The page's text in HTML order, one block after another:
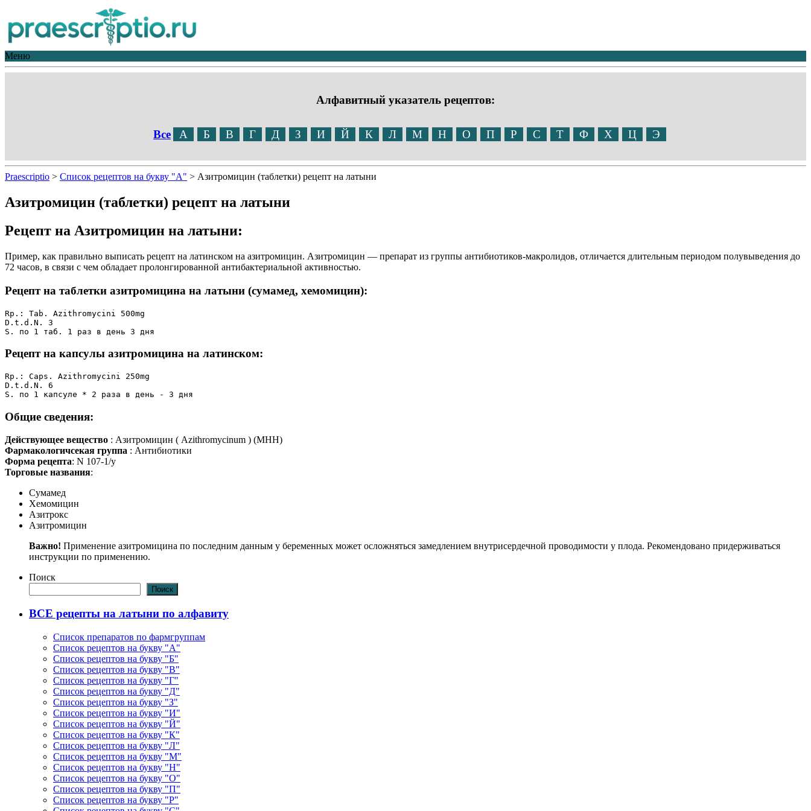
Меню
Алфавитный указатель рецептов:
Все А Б В Г Д З И Й К Л М Н О П Р С Т Ф Х Ц Э
Praescriptio > Список рецептов на букву "А" > Азитромицин (таблетки) рецепт на латыни
Азитромицин (таблетки) рецепт на латыни
Рецепт на Азитромицин на латыни:
Пример, как правильно выписать рецепт на латинском на азитромицин. Азитромицин — препарат из группы антибиотиков-макролидов, отличается длительным периодом полувыведения до
72 часов, в связи с чем обладает пролонгированной антибактериальной активностью.
Рецепт на таблетки азитромицина на латыни (сумамед, хемомицин):
Rp.: Tab. Azithromycini 500mg
D.t.d.N. 3
S. по 1 таб. 1 раз в день 3 дня
Рецепт на капсулы азитромицина на латинском:
Rp.: Caps. Azithromycini 250mg
D.t.d.N. 6
S. по 1 капсуле * 2 раза в день - 3 дня
Общие сведения:
Действующее вещество : Азитромицин ( Azithromycinum ) (МНН)
Фармакологичсекая группа : Антибиотики
Форма рецепта: N 107-1/у
Торговые названия:
Сумамед
Хемомицин
Азитрокс
Азитромицин
Важно! Применение азитромицина по последним данным у беременных может осложняться замедлением внутрисердечной проводимости у плода. Рекомендовано придерживаться
инструкции по применению.
Поиск
Поиск
ВСЕ рецепты на латыни по алфавиту
Список препаратов по фармгруппам
Список рецептов на букву "А"
Список рецептов на букву "Б"
Список рецептов на букву "В"
Список рецептов на букву "Г"
Список рецептов на букву "Д"
Список рецептов на букву "З"
Список рецептов на букву "И"
Список рецептов на букву "Й"
Список рецептов на букву "К"
Список рецептов на букву "Л"
Список рецептов на букву "М"
Список рецептов на букву "Н"
Список рецептов на букву "О"
Список рецептов на букву "П"
Список рецептов на букву "Р"